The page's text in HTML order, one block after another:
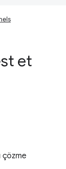
et
çözme